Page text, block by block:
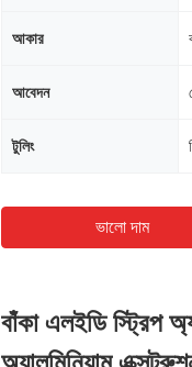
আকার
আবেদন
টুলিং
ভালো দাম
বাঁকা এলইডি স্ট্রিপ